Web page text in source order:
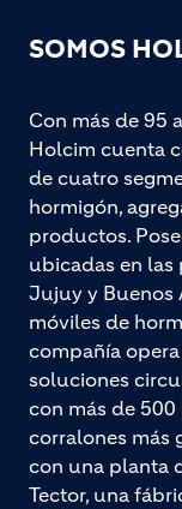
SOMOS
Con más de 95
Holcim cuenta
de cuatro
hormigón,
productos.
ubicadas en las
Jujuy y Buenos
móviles de
compañía
soluciones
con más de
corralones más
con una planta
Tector, una